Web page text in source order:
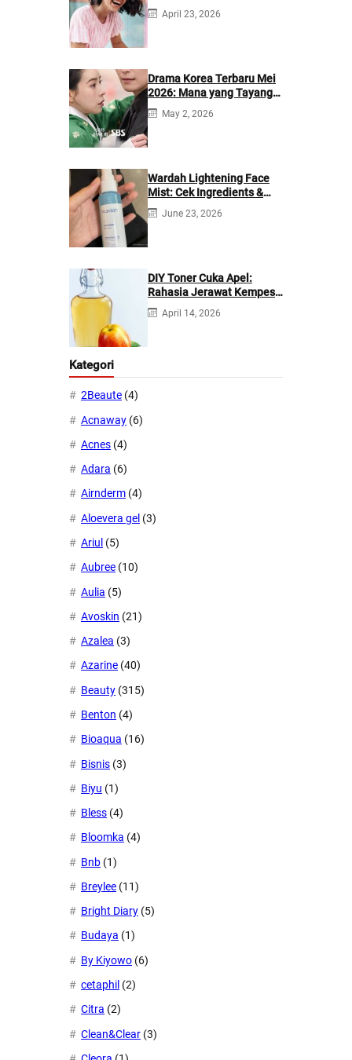
April 23, 2026
Drama Korea Terbaru Mei
2026: Mana yang Tayang
di Netflix?
May 2, 2026
Wardah Lightening Face
Mist: Cek Ingredients &
Manfaatnya
June 23, 2026
DIY Toner Cuka Apel:
Rahasia Jerawat Kempes
dalam 2 Hari!
April 14, 2026
Kategori
2Beaute (4)
Acnaway (6)
Acnes (4)
Adara (6)
Airnderm (4)
Aloevera gel (3)
Ariul (5)
Aubree (10)
Aulia (5)
Avoskin (21)
Azalea (3)
Azarine (40)
Beauty (315)
Benton (4)
Bioaqua (16)
Bisnis (3)
Biyu (1)
Bless (4)
Bloomka (4)
Bnb (1)
Breylee (11)
Bright Diary (5)
Budaya (1)
By Kiyowo (6)
cetaphil (2)
Citra (2)
Clean&Clear (3)